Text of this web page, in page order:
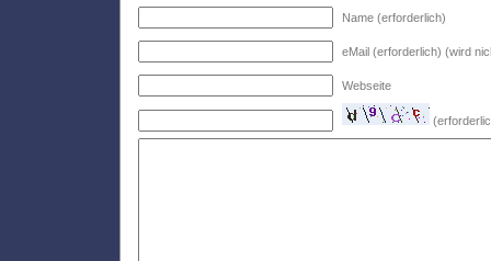
Name (erforderlich)
eMail (erforderlich) (wird
Webseite